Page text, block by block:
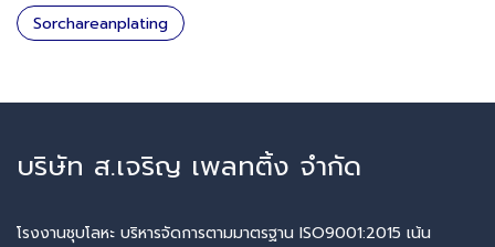
Sorchareanplating
บริษัท ส.เจริญ เพลทติ้ง จำกัด
โรงงานชุบโลหะ บริหารจัดการตามมาตรฐาน ISO9001:2015 เน้น